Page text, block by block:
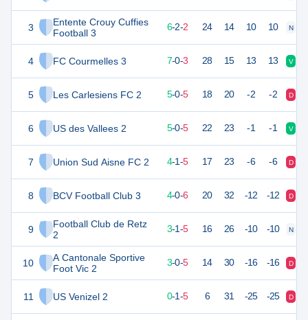
3
Entente Crouy Cuffies
Football 3
4 FC Courmelles 3
5 Les Carlesiens FC 2
6 US des Vallees 2
7 Union Sud Aisne FC 2
8 BCV Football Club 3
9
Football Club de Retz
2
10
A Cantonale Sportive
Foot Vic 2
11 US Venizel 2
20 10 6-2-2 24 14 10 10 N
20 7-0-3 28 15 13 13 V
15 5-0-5 18 20 -2 -2 D
15 5-0-5 22 23 -1 -1 V
12 10 4-1-5 17 23 -6 -6 D
11 4-0-6 20 32 -12 -12 D
8 10 3-1-5 16 26 -10 -10 N
4 10 3-0-5 14 30 -16 -16 D
0-1-5 6 31 -25 -25 D